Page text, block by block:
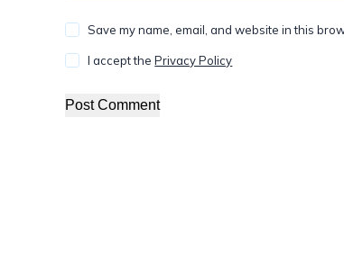
Save my name, email, and website in this
I accept thePrivacy Policy
Post Comment